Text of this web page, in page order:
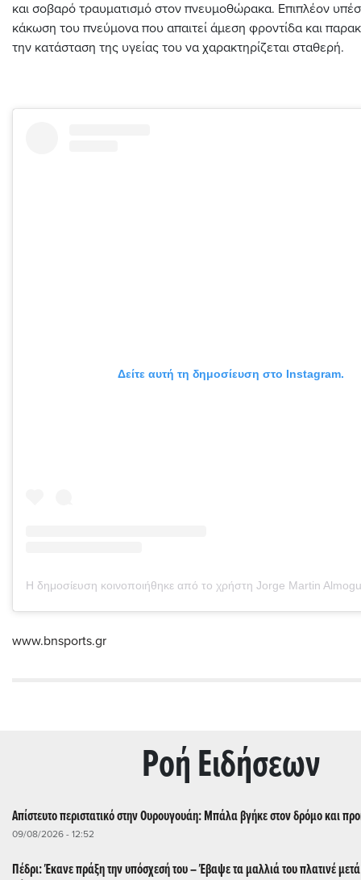
και σοβαρό τραυματισμό στον πνευμοθώρακα. Επιπλέον
κάκωση του πνεύμονα που απαιτεί άμεση φροντίδα και
την κατάσταση της υγείας του να χαρακτηρίζεται σταθερή.
Δείτε αυτή τη δημοσίευση στο Instagram.
www.bnsports.gr
Ρoή Ειδήσεων
Απίστευτο περιστατικό στην Ουρουγουάη: Μπάλα βγήκε στον δρόμο και
09/08/2026 - 12:52
Πέδρι: Έκανε πράξη την υπόσχεσή του – Έβαψε τα μαλλιά του πλατινέ